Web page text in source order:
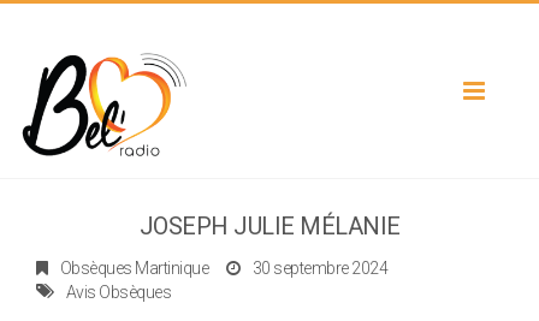
Toggle
JOSEPH JULIE MÉLANIE
Obsèques Martinique
30 septembre 2024
Avis Obsèques